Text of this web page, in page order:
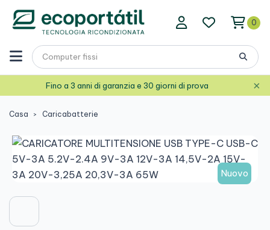
0
Fino a 3 anni di garanzia e 30 giorni di prova ×
Casa Caricabatterie
Nuovo